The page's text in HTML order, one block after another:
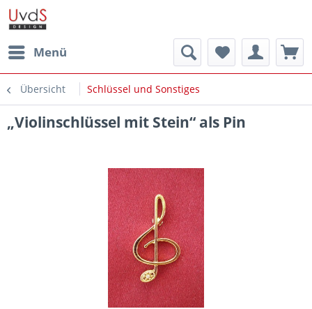
Menü
Übersicht Schlüssel und Sonstiges
„Violinschlüssel mit Stein“ als Pin